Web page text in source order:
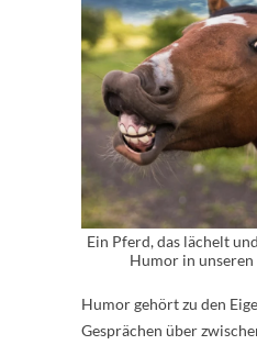
Ein Pferd, das lächelt
Humor in unseren
Humor gehört zu den
Gesprächen über